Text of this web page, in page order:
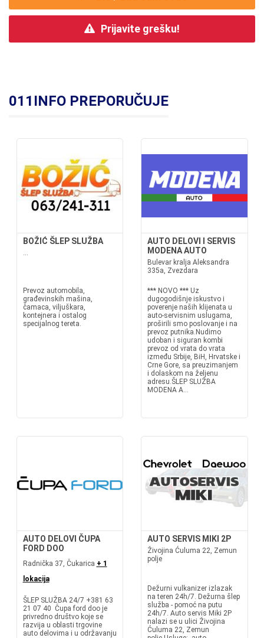
Prijavite grešku!
011INFO PREPORUČUJE
BOŽIĆ ŠLEP SLUŽBA
...
Prevoz automobila,
građevinskih mašina,
čamaca, viljuškara,
kontejnera i ostalog
specijalnog tereta.
AUTO DELOVI I SERVIS
MODENA AUTO
Bulevar kralja Aleksandra
335a, Zvezdara
*** NOVO *** Uz
dugogodišnje iskustvo i
poverenje naših klijenata u
auto-servisnim uslugama,
proširili smo poslovanje i na
prevoz putnika.Nudimo
udoban i siguran kombi
prevoz od vrata do vrata
između Srbije, BiH, Hrvatske i
Crne Gore, sa preuzimanjem
i dolaskom na željenu
adresu.ŠLEP SLUŽBA
MODENA A...
AUTO DELOVI ČUPA
FORD DOO
Radnička 37, Čukarica + 1
lokacija
ŠLEP SLUŽBA 24/7 +381 63
21 07 40 Čupa ford doo je
privredno društvo koje se
razvija u oblasti trgovine
auto delovima i u održavanju
AUTO SERVIS MIKI 2P
Živojina Ćuluma 22, Zemun
polje
Dežurni vulkanizer izlazak
na teren 24h/7. Dežurna šlep
služba - pomoć na putu
24h/7. Auto servis Miki 2P
nalazi se u ulici Živojina
Ćuluma 22, Zemun